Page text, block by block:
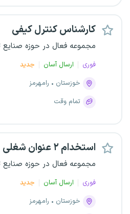
کارشناس کنترل کیفی
مجموعه فعال در حوزه صنایع
فوری ارسال آسان
جدید
خوزستان
رامهرمز
تمام وقت
استخدام ۲ عنوان شغلی
مجموعه فعال در حوزه صنایع
فوری ارسال آسان
جدید
خوزستان
رامهرمز